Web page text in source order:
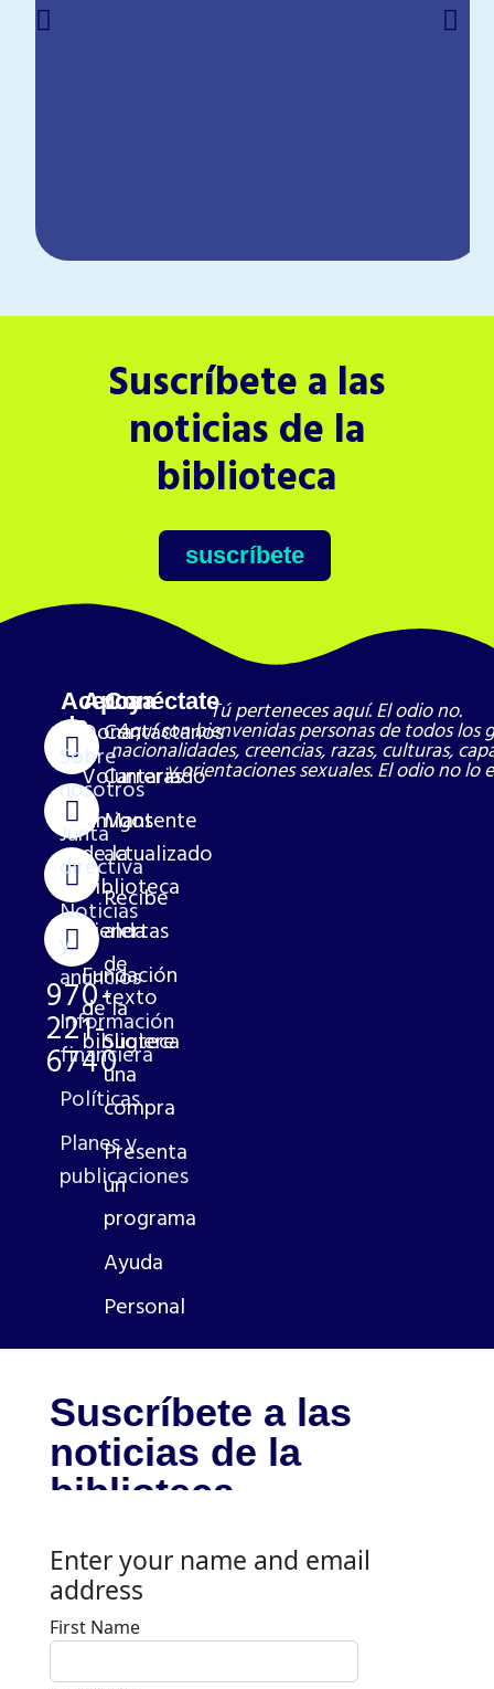
Suscríbete a las
noticias de la
biblioteca
suscríbete
970-
221-
6740
Acerca
de
Sobre
nosotros
Junta
directiva
Noticias
y
anuncios
Información
financiera
Políticas
Planes y
publicaciones
Apoya
Dona
Voluntariado
Amigos
de la
biblioteca
Tienda
Fundación
de la
biblioteca
Conéctate
Contáctanos
Carreras
Mantente
actualizado
Recibe
alertas
de
texto
Sugiere
una
compra
Presenta
un
programa
Ayuda
Personal
Tú perteneces aquí. El odio no.
Aquí son bienvenidas personas de todos los
nacionalidades, creencias, razas, culturas,
y orientaciones sexuales. El odio no lo
Suscríbete a las
noticias de la
biblioteca